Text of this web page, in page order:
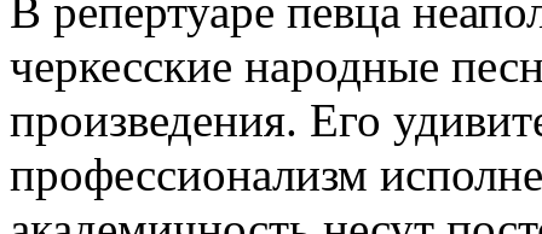
В репертуаре певца
черкесские народные
произведения. Его
профессионализм